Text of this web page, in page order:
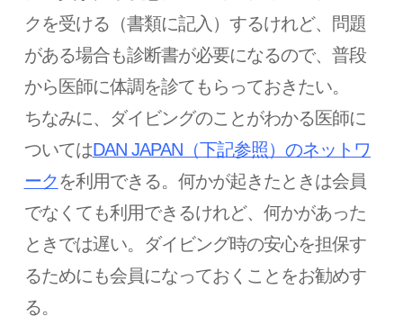
クを受ける（書類に記入）するけれど、問題
がある場合も診断書が必要になるので、普段
から医師に体調を診てもらっておきたい。
ちなみに、ダイビングのことがわかる医師に
ついてはDAN JAPAN（下記参照）のネットワ
ークを利用できる。何かが起きたときは会員
でなくても利用できるけれど、何かがあった
ときでは遅い。ダイビング時の安心を担保す
るためにも会員になっておくことをお勧めす
る。